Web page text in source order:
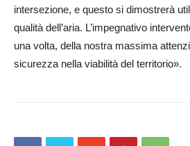
intersezione, e questo si dimostrerà
qualità dell’aria. L’im­pegnativo
una volta, della nostra mas­sima
sicurezza nella viabilità del territorio».